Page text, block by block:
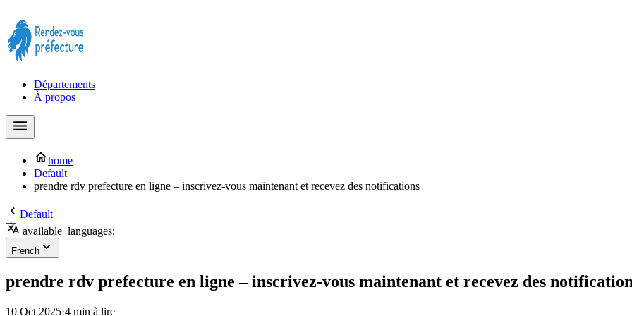
Départements
À propos
home
Default
prendre rdv prefecture en ligne – inscrivez-vous maintenant et recevez des notifications
Default
available_languages:
French
prendre rdv prefecture en ligne – inscrivez-vous maintenant et recevez des
10 Oct 2025·4 min à lire